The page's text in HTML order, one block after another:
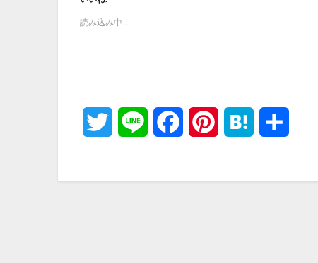
読み込み中...
Twitter Line FacebookPinterest Hatena